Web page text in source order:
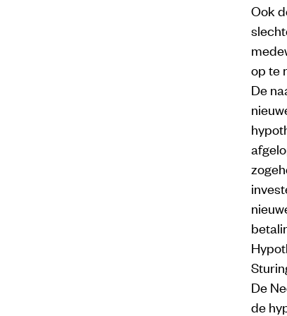
Ook
op te
De
De
de